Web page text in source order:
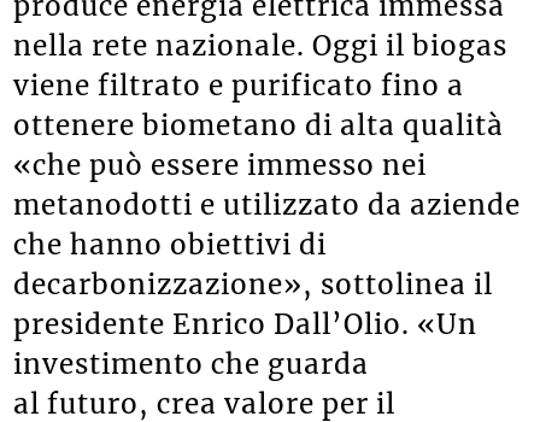
nella rete nazionale. Oggi il biogas
viene filtrato e purificato fino a
ottenere biometano di alta qualità
«che può essere immesso nei
metanodotti e utilizzato da aziende
che hanno obiettivi di
decarbonizzazione», sottolinea il
presidente Enrico Dall’Olio. «Un
investimento che guarda
al futuro, crea valore per il